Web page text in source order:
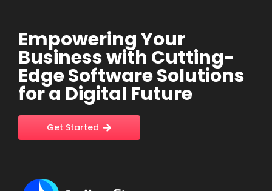
Empowering Your
Business with Cutting-
Edge Software Solutions
for a Digital Future
Get Started